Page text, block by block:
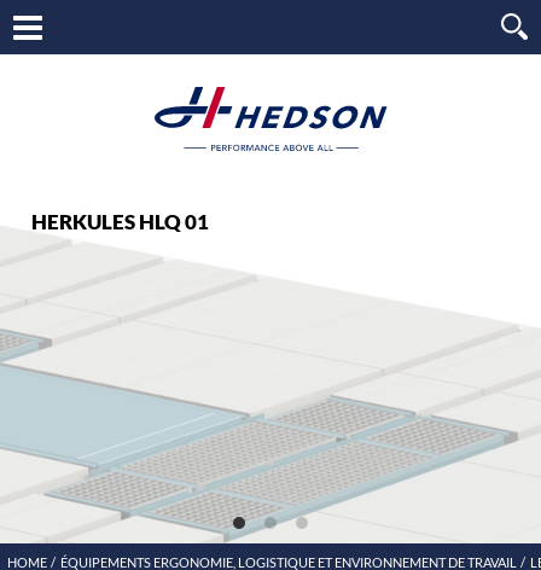
HERKULES HLQ 01
HOME ÉQUIPEMENTS ERGONOMIE, LOGISTIQUE ET ENVIRONNEMENT DE TRAVAIL